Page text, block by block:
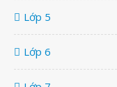
Lớp 5
Lớp 6